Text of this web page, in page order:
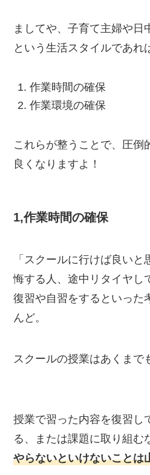
ましてや、子育て主婦や日
という生活スタイルであれ
作業時間の確保
作業環境の確保
これらが整うことで、圧倒
良くなりますよ！
1,作業時間の確保
「スクールに行けば良い
悔する人、途中リタイヤし
復習や自習をするといった
んど。
スクールの授業はあくまで
授業で習った内容を復習し
る、または課題に取り組む
やらないといけないことは